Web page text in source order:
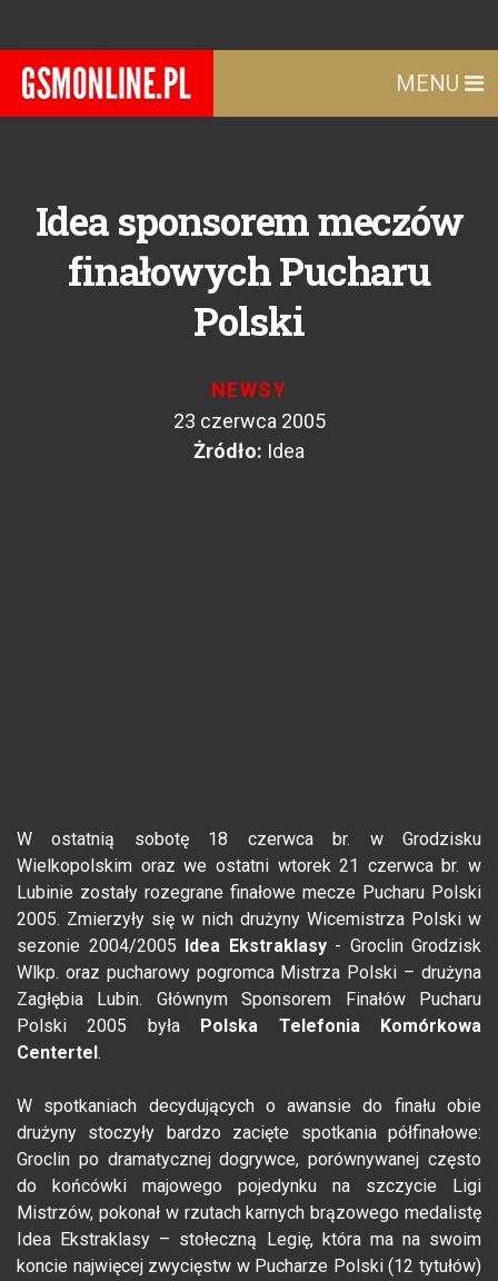
MENU
Idea sponsorem meczów
finałowych Pucharu
Polski
NEWSY
23 czerwca 2005
Żródło: Idea
W ostatnią sobotę 18 czerwca br. w Grodzisku
Wielkopolskim oraz we ostatni wtorek 21 czerwca br. w
Lubinie zostały rozegrane finałowe mecze Pucharu Polski
2005. Zmierzyły się w nich drużyny Wicemistrza Polski w
sezonie 2004/2005
Idea Ekstraklasy- Groclin Grodzisk
Wlkp. oraz pucharowy pogromca Mistrza Polski – drużyna
Zagłębia Lubin. Głównym Sponsorem Finałów Pucharu
Polski 2005 była
Polska Telefonia Komórkowa
Centertel .
W spotkaniach decydujących o awansie do finału obie
drużyny stoczyły bardzo zacięte spotkania półfinałowe:
Groclin po dramatycznej dogrywce, porównywanej często
do końcówki majowego pojedynku na szczycie Ligi
Mistrzów, pokonał w rzutach karnych brązowego medalistę
Idea Ekstraklasy – stołeczną Legię, która ma na swoim
koncie najwięcej zwycięstw w Pucharze Polski (12 tytułów)